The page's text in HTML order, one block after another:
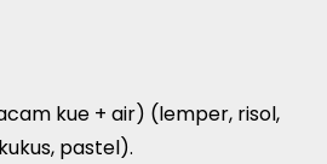
kue + air) (lemper, risol,
pastel).